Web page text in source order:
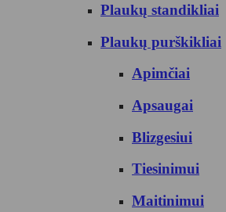
Plaukų standikliai
Plaukų purškikliai
Apimčiai
Apsaugai
Blizgesiui
Tiesinimui
Maitinimui